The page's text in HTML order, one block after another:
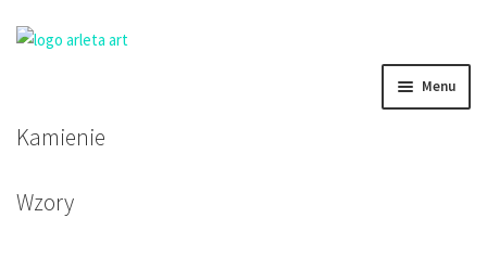
nawigacji
treści
Menu
BRANSOLETKI DAMSKIE
BRANSOLETKI MĘSKIE
Kamienie
Wzory